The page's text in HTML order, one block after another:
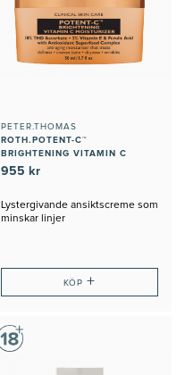
PETER.THOMAS
ROTH.POTENT-C™
BRIGHTENING VITAMIN C
MOISTURIZER
955 kr
Lystergivande ansiktscreme som
minskar linjer
KÖP +